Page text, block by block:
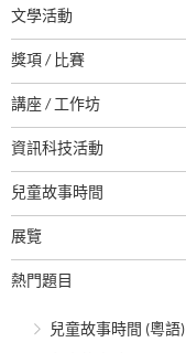
文學活動
獎項 / 比賽
講座 / 工作坊
資訊科技活動
兒童故事時間
展覽
熱門題目
兒童故事時間 (粵語)